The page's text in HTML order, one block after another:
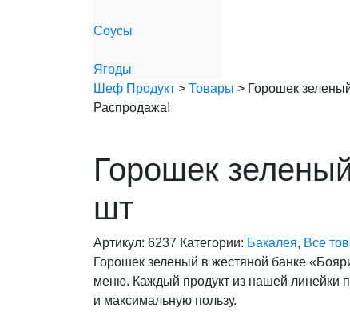
Соусы
Ягоды
Шеф Продукт > Товары > Горошек
Распродажа!
Горошек
шт
Артикул: 6237 Категории: Бакалея, Все
Горошек зеленый в жестяной банке
меню. Каждый продукт из нашей линейки
и максимальную пользу.